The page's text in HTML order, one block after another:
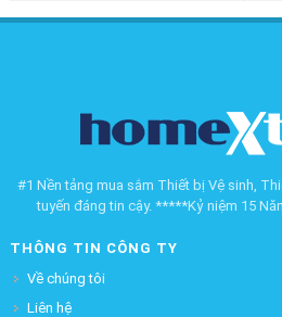
#1 Nền tảng mua sắm Thiết bị Vệ sinh,
tuyến đáng tin cậy. *****Kỷ niệm 15
THÔNG TIN CÔNG TY
Về chúng tôi
Liên hệ